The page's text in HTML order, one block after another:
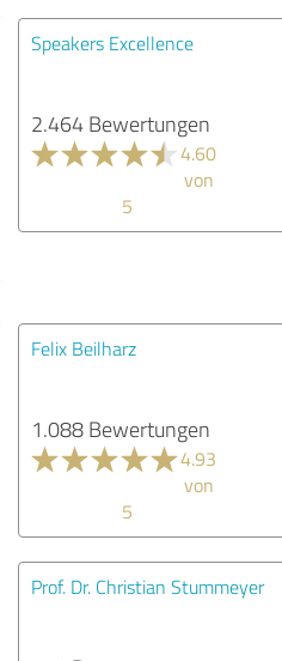
Speakers Excellence
2.464 Bewertungen
4.60
von
5
Felix Beilharz
1.088 Bewertungen
4.93
von
5
Prof. Dr. Christian Stummeyer